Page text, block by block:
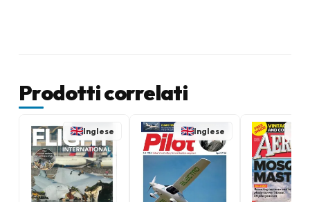
Prodotti correlati
Inglese Inglese